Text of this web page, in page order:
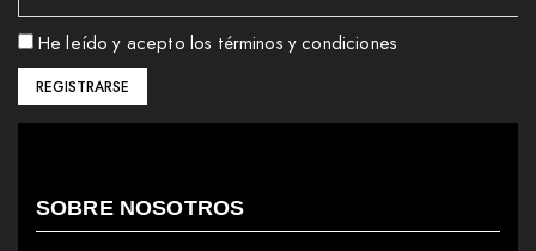
He leído y acepto los términos y condiciones
SOBRE NOSOTROS